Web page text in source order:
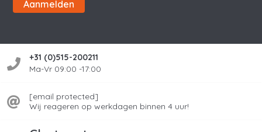
Aanmelden
+31 (0)515-200211
Ma-Vr 09:00 -17:00
[email protected]
Wij reageren op werkdagen binnen 4 uur!